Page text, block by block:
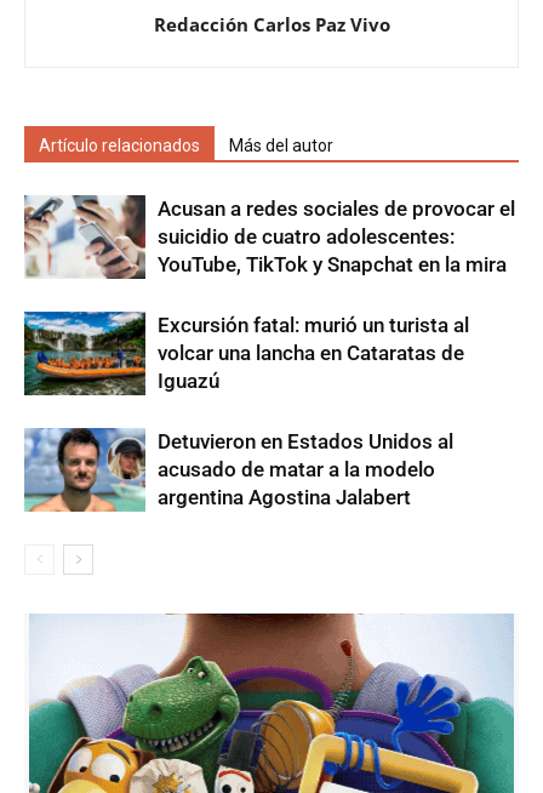
Redacción Carlos Paz Vivo
Artículo relacionados Más del autor
Acusan a redes sociales de provocar el
suicidio de cuatro adolescentes:
YouTube, TikTok y Snapchat en la mira
Excursión fatal: murió un turista al
volcar una lancha en Cataratas de
Iguazú
Detuvieron en Estados Unidos al
acusado de matar a la modelo
argentina Agostina Jalabert